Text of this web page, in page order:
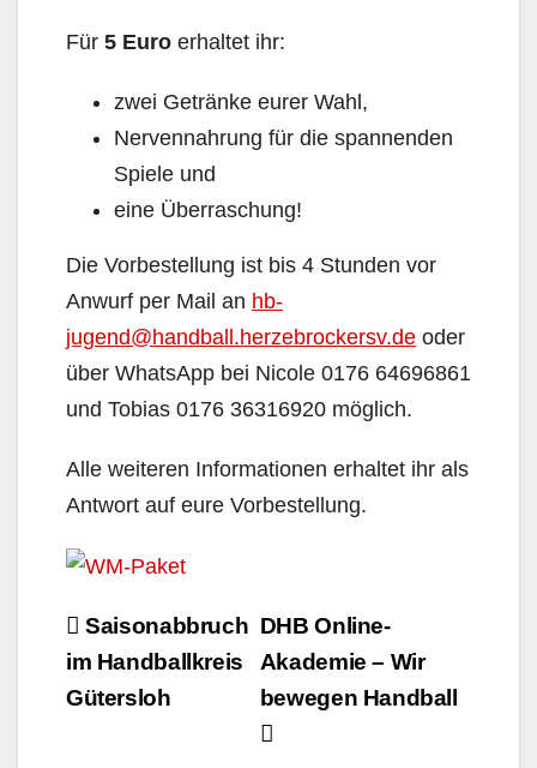
Für 5 Euro erhaltet ihr:
zwei Getränke eurer Wahl,
Nervennahrung für die spannenden
Spiele und
eine Überraschung!
Die Vorbestellung ist bis 4 Stunden vor
Anwurf per Mail an hb-
jugend@handball.herzebrockersv.de oder
über WhatsApp bei Nicole 0176 64696861
und Tobias 0176 36316920 möglich.
Alle weiteren Informationen erhaltet ihr als
Antwort auf eure Vorbestellung.
Beitragsnavigation
DHB Online-
Akademie – Wir
bewegen Handball
Saisonabbruch
im Handballkreis
Gütersloh